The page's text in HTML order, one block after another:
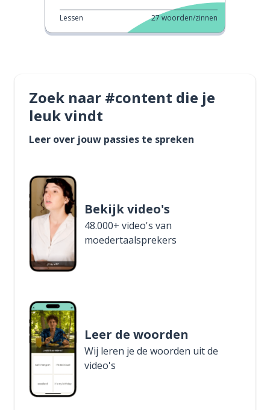
Lessen 27woorden/zinnen
Zoek naar #content die je
leuk vindt
Leer over jouw passies te spreken
Bekijk video's
48.000+ video's van
moedertaalsprekers
Leer de woorden
Wij leren je de woorden uit de
video's